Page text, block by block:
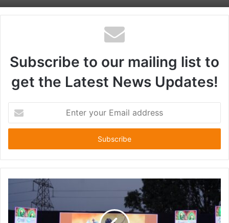
Subscribe to our mailing list to
get the Latest News Updates!
t
r
y